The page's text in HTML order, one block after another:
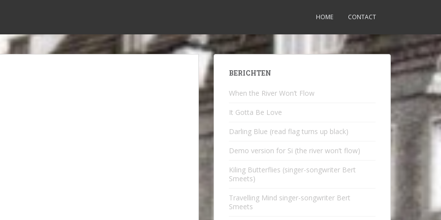
HOME CONTACT
BERICHTEN
When the River Won’t Flow
It Gotta Be Love
Darling Blue (read flag turns up black)
Demo version for Si (the river won’t flow)
Kiling Butterflies (singer-songwriter Bert
Smeets)
Travelling Mind singer-songwriter Bert
Smeets